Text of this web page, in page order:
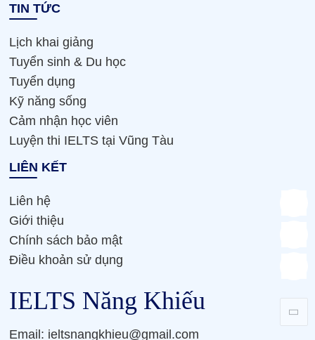
TIN TỨC
Lịch khai giảng
Tuyển sinh & Du học
Tuyển dụng
Kỹ năng sống
Cảm nhận học viên
Luyện thi IELTS tại Vũng Tàu
LIÊN KẾT
Liên hệ
Giới thiệu
Chính sách bảo mật
Điều khoản sử dụng
IELTS Năng Khiếu
Email: ieltsnangkhieu@gmail.com